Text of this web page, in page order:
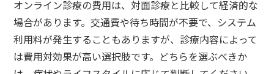
オンライン診療の費用は、対面診療と比較して経済的な
場合があります。交通費や待ち時間が不要で、システム
利用料が発生することもありますが、診療内容によって
は費用対効果が高い選択肢です。どちらを選ぶべきか